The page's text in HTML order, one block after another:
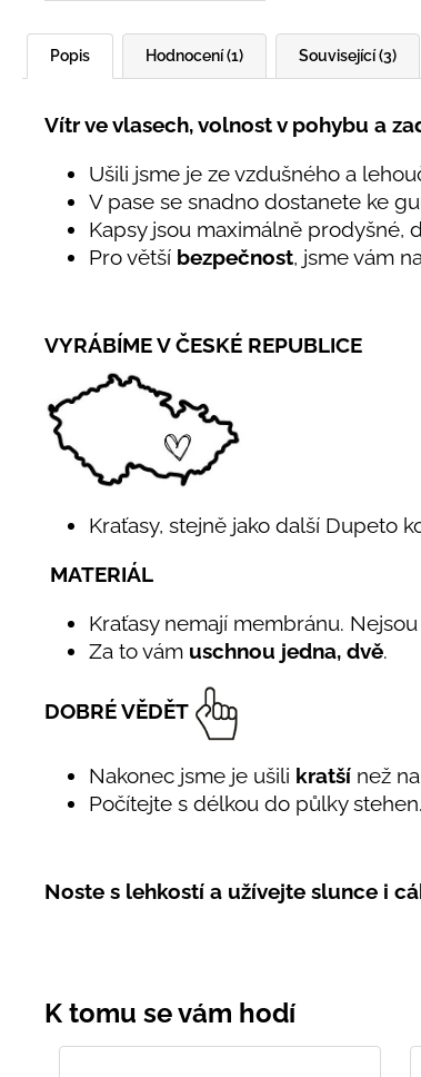
Popis Hodnocení (1) Související (3)
Vítr ve vlasech, volnost v pohybu a
Ušili jsme je ze vzdušného a
V pase se snadno dostanete ke
Kapsy jsou maximálně prodyšné,
Pro větší bezpečnost, jsme vám
VYRÁBÍME V ČESKÉ REPUBLICE
Kraťasy, stejně jako další Dupeto
MATERIÁL
Kraťasy nemají membránu.
Za to vám uschnou jedna, dvě.
DOBRÉ VĚDĚT
Nakonec jsme je ušili kratší než
Počítejte s délkou do půlky stehen.
Noste s lehkostí a užívejte slunce i